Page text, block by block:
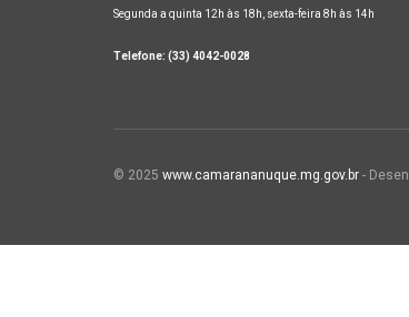
Segunda a quinta 12h às 18h, sexta-feira 8h às 14h
Telefone: (33) 4042-0028
© 2025 www.camarananuque.mg.gov.br -